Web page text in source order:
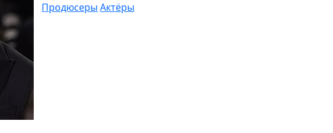
Продюсеры Актёры